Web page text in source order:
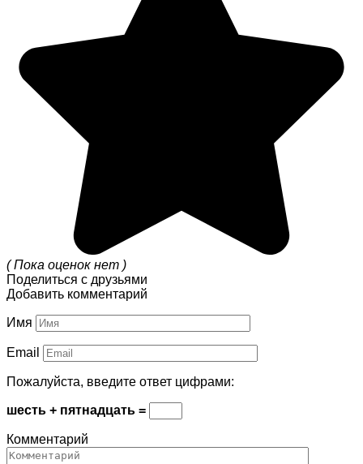
( Пока оценок нет )
Поделиться с друзьями
Добавить комментарий
Имя
Email
Пожалуйста, введите ответ цифрами:
шесть + пятнадцать =
Комментарий